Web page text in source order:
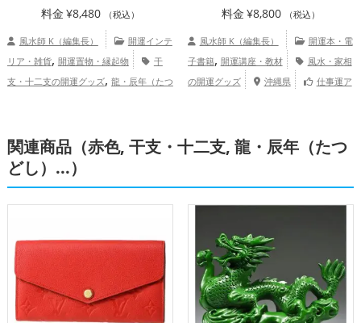
料金 ¥8,480 （税込）
風水師 K（編集長）
開運インテ
リア・雑貨, 開運置物・縁起物
干
支・十二支の開運グッズ, 龍・辰年（たつ
の開運グッズ
金運アップ
料金 ¥8,800 （税込）
風水師 K（編集長）
開運本・電
子書籍, 開運講座・教材
風水・家相
の開運グッズ
沖縄県
仕事運ア
関連商品（赤色, 干支・十二支, 龍・辰年（たつ
どし）...）